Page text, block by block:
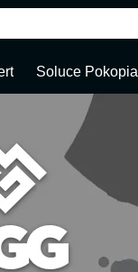
Soluce Pokopia